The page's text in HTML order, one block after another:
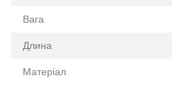
Вага
Длина
Матеріал